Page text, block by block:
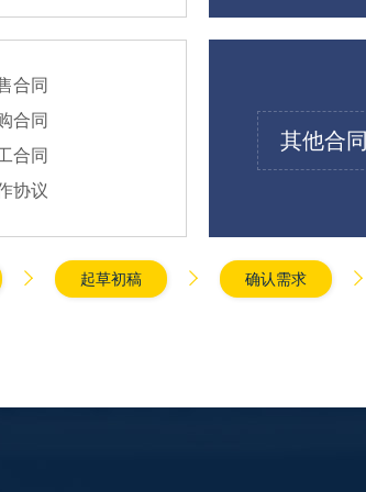
合同
合同
合同
协议
其他合同
 起草初稿  确认需求 